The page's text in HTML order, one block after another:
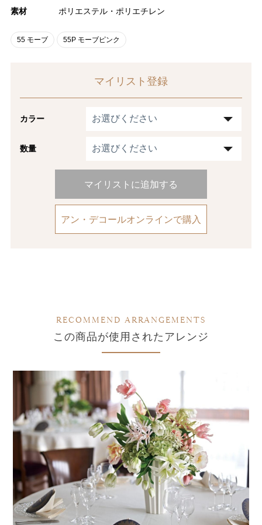
素材 ポリエステル・ポリエチレン
55 モーブ 55P モーブピンク
マイリスト登録
カラー
数量
マイリストに追加する
アン・デコールオンラインで購入
RECOMMEND ARRANGEMENTS
この商品が使用されたアレンジ